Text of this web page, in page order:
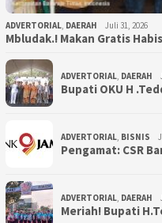
ADVERTORIAL DAERAH Juli 31, 2026
Mbludak.! Makan Gratis
ADVERTORIAL DAERAH
Bupati OKU H
ADVERTORIAL BISNIS
Pengamat: CSR
ADVERTORIAL DAERAH
Meriah! Bupati